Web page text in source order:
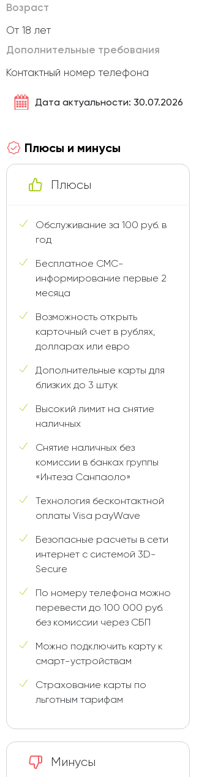
Возраст
От 18 лет
Дополнительные требования
Контактный номер телефона
Дата актуальности: 30.07.2026
Плюсы и минусы
Плюсы
Обслуживание за 100 руб. в
год
Бесплатное СМС-
информирование первые 2
месяца
Возможность открыть
карточный счет в рублях,
долларах или евро
Дополнительные карты для
близких до 3 штук
Высокий лимит на снятие
наличных
Снятие наличных без
комиссии в банках группы
«Интеза Санпаоло»
Технология бесконтактной
оплаты Visa payWave
Безопасные расчеты в сети
интернет с системой 3D-
Secure
По номеру телефона можно
перевести до 100 000 руб.
без комиссии через СБП
Можно подключить карту к
смарт-устройствам
Страхование карты по
льготным тарифам
Минусы